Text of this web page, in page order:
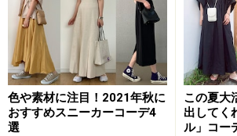
色や素材に注目！2021年秋に
おすすめスニーカーコーデ4
選
この夏大
出してく
ル」コー